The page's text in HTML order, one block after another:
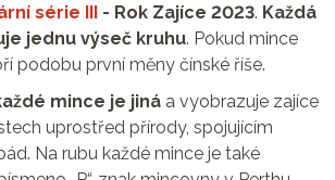
série III - Rok Zajíce 2023. Každá
jednu výseč kruhu. Pokud mince
podobu první měny čínské říše.
mince je jiná a vyobrazuje zajíce
uprostřed přírody, spojujícím
Na rubu každé mince je také